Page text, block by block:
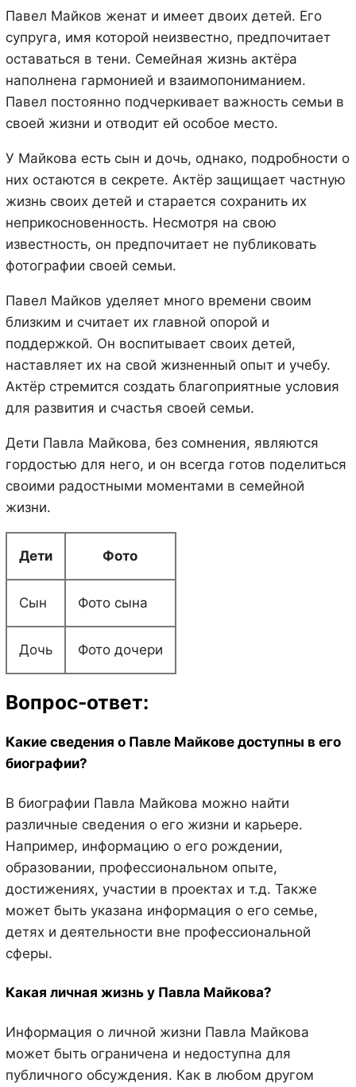
Павел Майков женат и имеет двоих детей. Его
супруга, имя которой неизвестно, предпочитает
оставаться в тени. Семейная жизнь актёра
наполнена гармонией и взаимопониманием.
Павел постоянно подчеркивает важность семьи в
своей жизни и отводит ей особое место.
У Майкова есть сын и дочь, однако, подробности о
них остаются в секрете. Актёр защищает частную
жизнь своих детей и старается сохранить их
неприкосновенность. Несмотря на свою
известность, он предпочитает не публиковать
фотографии своей семьи.
Павел Майков уделяет много времени своим
близким и считает их главной опорой и
поддержкой. Он воспитывает своих детей,
наставляет их на свой жизненный опыт и учебу.
Актёр стремится создать благоприятные условия
для развития и счастья своей семьи.
Дети Павла Майкова, без сомнения, являются
гордостью для него, и он всегда готов поделиться
своими радостными моментами в семейной
жизни.
Дети Фото
Сын Фото сына
Дочь Фото дочери
Вопрос-ответ:
Какие сведения о Павле Майкове доступны в его
биографии?
В биографии Павла Майкова можно найти
различные сведения о его жизни и карьере.
Например, информацию о его рождении,
образовании, профессиональном опыте,
достижениях, участии в проектах и т.д. Также
может быть указана информация о его семье,
детях и деятельности вне профессиональной
сферы.
Какая личная жизнь у Павла Майкова?
Информация о личной жизни Павла Майкова
может быть ограничена и недоступна для
публичного обсуждения. Как в любом другом